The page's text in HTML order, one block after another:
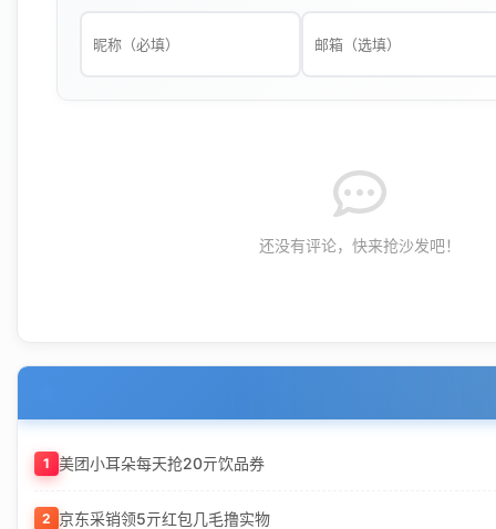
还没有评论，快来抢沙发吧！
1 美团小耳朵每天抢20亓饮品券
2 京东采销领5亓红包几毛撸实物